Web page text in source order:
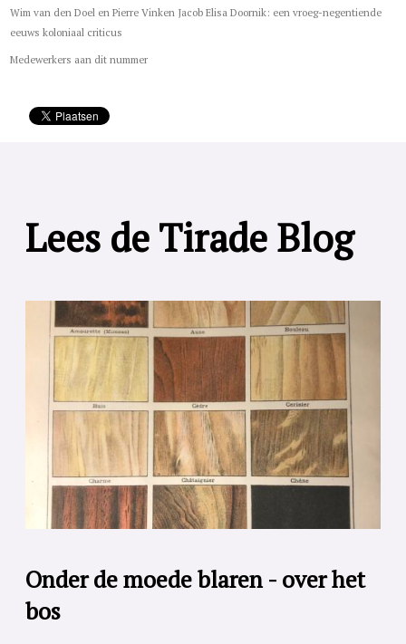
Wim van den Doel en Pierre Vinken Jacob Elisa Doornik: een vroeg-negentiende
eeuws koloniaal criticus
Medewerkers aan dit nummer
Lees de Tirade Blog
Onder de moede blaren - over het
bos